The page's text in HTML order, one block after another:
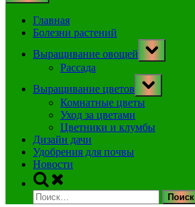
Главная
Болезни растений
Выращивание овощей
Toggle
sub-
Рассада
Выращивание цветов
Toggle
sub-
menu
Комнатные цветы
Уход за цветами
Цветники и клумбы
Дизайн дачи
Удобрения для почвы
Новости
Toggle
search
form
Найти: